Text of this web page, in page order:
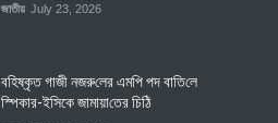
জাতীয় July 23, 2026
বহিষ্কৃত গাজী নজরু‌লের এম‌পি পদ বা‌তি‌লে
স্পিকার-ইসিকে জামায়া‌তের চি‌ঠি